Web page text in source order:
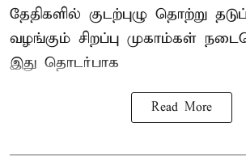
தேதிகளில் குடற்புழு தொற்று
வழங்கும் சிறப்பு முகாம்கள்
இது தொடர்பாக
Read More